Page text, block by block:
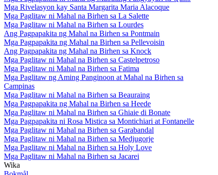
Mga Rivelasyon kay Santa Margarita Maria Alacoque
Mga Paglitaw ni Mahal na Birhen sa La Salette
Mga Paglitaw ni Mahal na Birhen sa Lourdes
Ang Pagpapakita ng Mahal na Birhen sa Pontmain
Mga Pagpapakita ng Mahal na Birhen sa Pellevoisin
Ang Pagpapakita ng Mahal na Birhen sa Knock
Mga Paglitaw ni Mahal na Birhen sa Castelpetroso
Mga Paglitaw ni Mahal na Birhen sa Fatima
Mga Paglitaw ng Aming Panginoon at Mahal na Birhen sa
Campinas
Mga Paglitaw ni Mahal na Birhen sa Beauraing
Mga Pagpapakita ng Mahal na Birhen sa Heede
Mga Paglitaw ni Mahal na Birhen sa Ghiaie di Bonate
Mga Pagpapakita ni Rosa Mistica sa Montichiari at Fontanelle
Mga Paglitaw ni Mahal na Birhen sa Garabandal
Mga Paglitaw ni Mahal na Birhen sa Medjugorje
Mga Paglitaw ni Mahal na Birhen sa Holy Love
Mga Paglitaw ni Mahal na Birhen sa Jacarei
Wika